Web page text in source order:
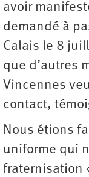
avoir
demandé à
Calais le 8
que d’autres
Vincennes
contact,
Nous étions
uniforme qui
fraternisation